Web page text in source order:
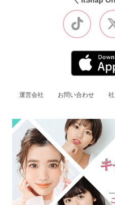
運営会社 お問い合わせ